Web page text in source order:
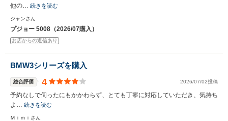
他の… 続きを読む
ジャンさん
プジョー 5008（2026/07購入）
お店からの返信あり
BMW3シリーズを購入
総合評価 4 2026/07/02投稿
予約なしで伺ったにもかかわらず、とても丁寧に対応していただき、気持ち
よ… 続きを読む
Ｍｉｍｉさん